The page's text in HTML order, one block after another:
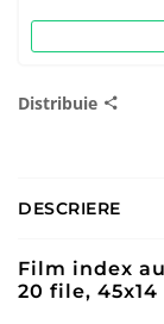
Distribuie
DESCRIERE
Film index
20 file,